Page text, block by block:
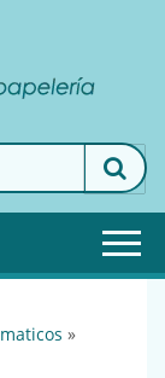
es tu papelería
Podrás
lo necesario
»